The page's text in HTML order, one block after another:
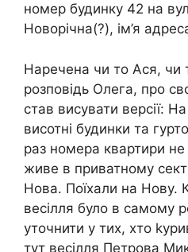
номер будинку 42 на
Новорічна(?), ім’я
Наречена чи то Ася,
розповідь Олега, про
став висувати версії:
висотні будинки та
раз номера квартири
живе в приватному
Нова. Поїхали на Нову.
весілля було в самому
уточнити у тих, хто
тут весілля Петрова